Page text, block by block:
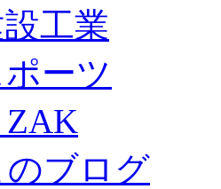
工業
ーツ
のブログ